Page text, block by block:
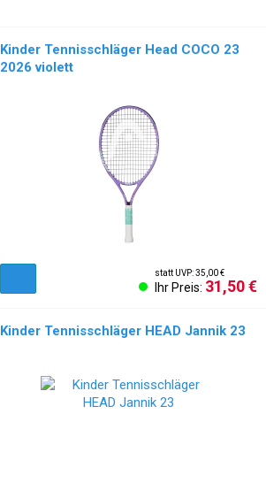
Kinder Tennisschläger Head COCO 23
2026 violett
statt UVP: 35,00 €
Ihr Preis: 31,50 €
Kinder Tennisschläger HEAD Jannik 23